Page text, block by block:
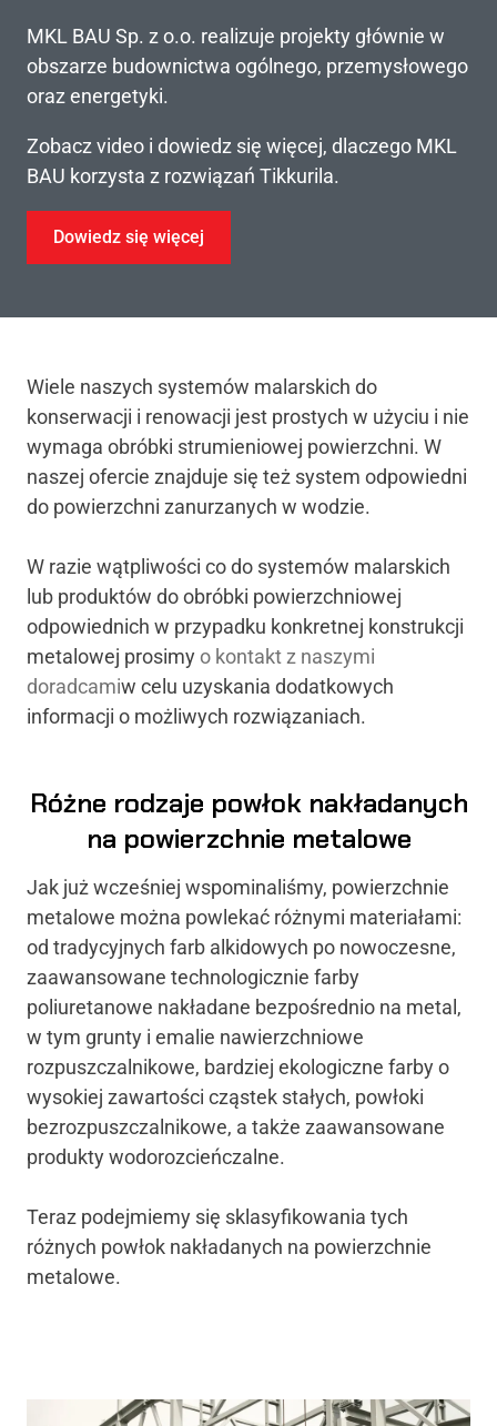
MKL BAU Sp. z o.o. realizuje projekty głównie w
obszarze budownictwa ogólnego, przemysłowego
oraz energetyki.
Zobacz video i dowiedz się więcej, dlaczego MKL
BAU korzysta z rozwiązań Tikkurila.
Dowiedz się więcej
Wiele naszych systemów malarskich do
konserwacji i renowacji jest prostych w użyciu i nie
wymaga obróbki strumieniowej powierzchni. W
naszej ofercie znajduje się też system odpowiedni
do powierzchni zanurzanych w wodzie.
W razie wątpliwości co do systemów malarskich
lub produktów do obróbki powierzchniowej
odpowiednich w przypadku konkretnej konstrukcji
metalowej prosimy o kontakt z naszymi
doradcamiw celu uzyskania dodatkowych
informacji o możliwych rozwiązaniach.
Różne rodzaje powłok nakładanych
na powierzchnie metalowe
Jak już wcześniej wspominaliśmy, powierzchnie
metalowe można powlekać różnymi materiałami:
od tradycyjnych farb alkidowych po nowoczesne,
zaawansowane technologicznie farby
poliuretanowe nakładane bezpośrednio na metal,
w tym grunty i emalie nawierzchniowe
rozpuszczalnikowe, bardziej ekologiczne farby o
wysokiej zawartości cząstek stałych, powłoki
bezrozpuszczalnikowe, a także zaawansowane
produkty wodorozcieńczalne.
Teraz podejmiemy się sklasyfikowania tych
różnych powłok nakładanych na powierzchnie
metalowe.